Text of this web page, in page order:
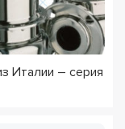
Италии – серия